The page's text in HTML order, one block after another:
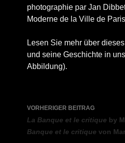
photographie par Jan
Moderne de la Ville de
Lesen Sie mehr über
und seine Geschichte in
Abbildung).
VORHERIGER BEITRAG
La Banque et le critique by
Banque et le critique von